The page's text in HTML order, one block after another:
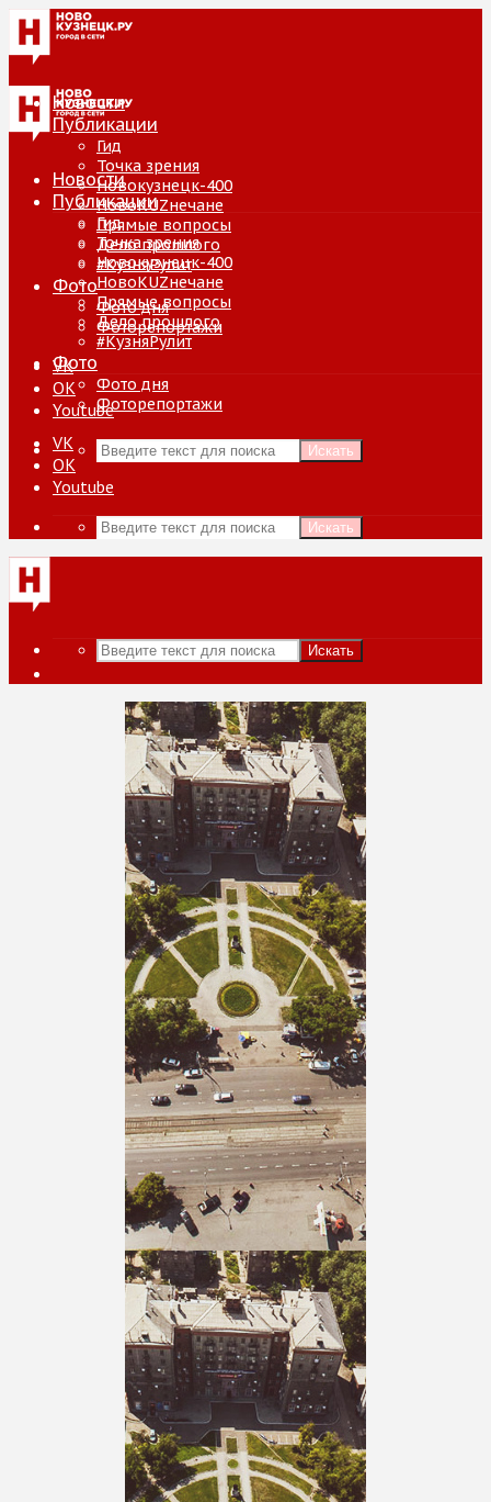
Новости
Публикации
Гид
Точка зрения
Новокузнецк-400
НовоKUZнечане
Прямые вопросы
Дело прошлого
#КузняРулит
Фото
Фото дня
Фоторепортажи
VK
ОК
Youtube
Искать
Новости
Публикации
Гид
Точка зрения
Новокузнецк-400
НовоKUZнечане
Прямые вопросы
Дело прошлого
#КузняРулит
Фото
Фото дня
Фоторепортажи
VK
ОК
Youtube
Искать
Искать